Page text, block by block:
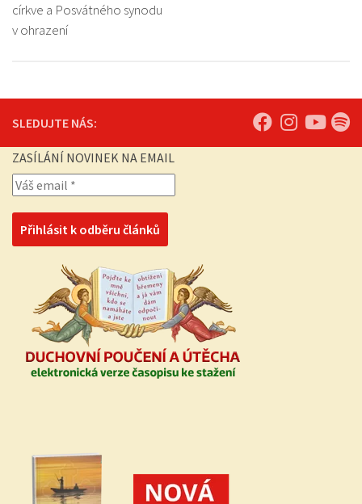
církve a Posvátného synodu
v ohrazení
SLEDUJTE NÁS:
ZASÍLÁNÍ NOVINEK NA EMAIL